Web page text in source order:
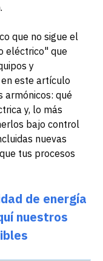
que no sigue el
eléctrico" que
y
este artículo
armónicos: qué
y, lo más
bajo control
nuevas
tus procesos
de energía
nuestros